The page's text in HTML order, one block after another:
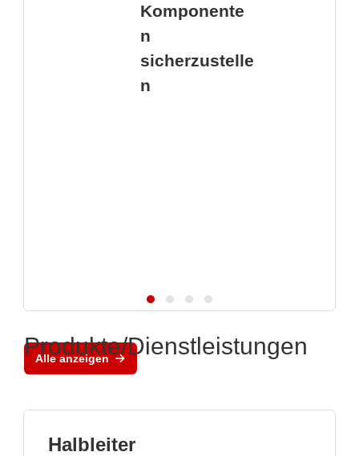
Komponente
n
sicherzustelle
n
Alle anzeigen
Produkte/Dienstleistungen
Halbleiter